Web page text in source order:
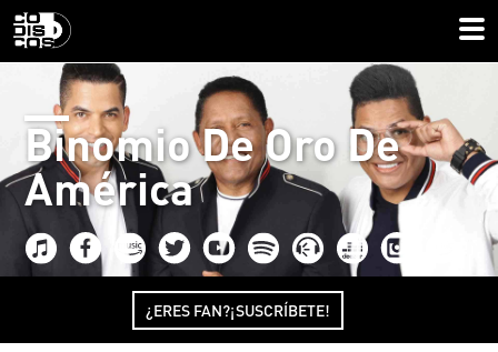
Binomio De Oro De
América
¿ERES FAN?¡SUSCRÍBETE!